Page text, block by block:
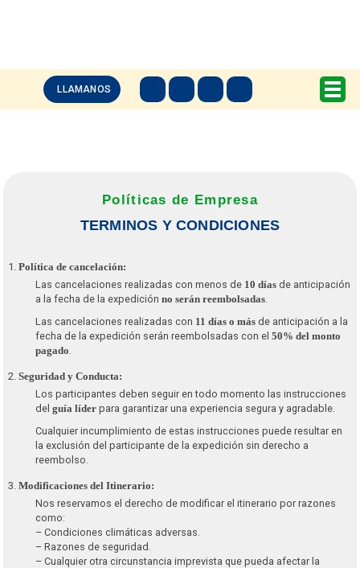
LLAMANOS
Políticas de Empresa
TERMINOS Y CONDICIONES
Política de cancelación:
Las cancelaciones realizadas con menos de 10 días de anticipación
a la fecha de la expediciónno serán reembolsadas
Las cancelaciones realizadas con 11 días o más de anticipación a la
fecha de la expedición serán reembolsadas con el50% del monto
pagado
Seguridad y Conducta:
Los participantes deben seguir en todo momento las instrucciones
delguía líder para garantizar una experiencia segura y agradable.
Cualquier incumplimiento de estas instrucciones puede resultar en
la exclusión del participante de la expedición sin derecho a
reembolso.
Modificaciones del Itinerario:
Nos reservamos el derecho de modificar el itinerario por razones
como:
– Condiciones climáticas adversas.
– Razones de seguridad.
– Cualquier otra circunstancia imprevista que pueda afectar la